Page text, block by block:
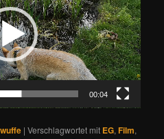
00:04
|Verschlagwortet mit EG,Film,